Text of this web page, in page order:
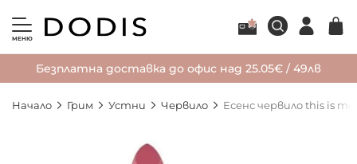
МЕНЮ
Безплатна доставка до офис над 25.05€ / 49лв
Начало Грим Устни Червило Есенс червило this is